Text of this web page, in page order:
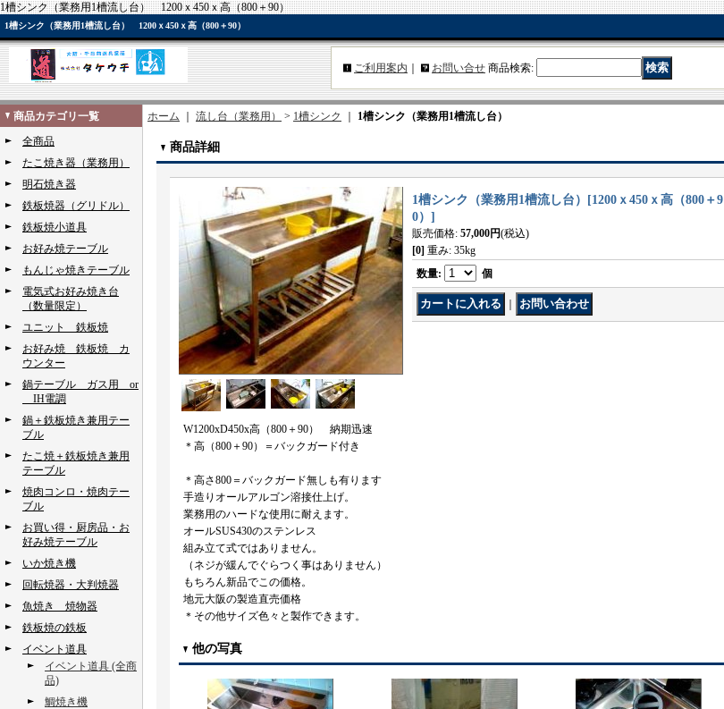
1槽シンク（業務用1槽流し台） 1200ｘ450ｘ高（800＋90）
1槽シンク（業務用1槽流し台） 1200ｘ450ｘ高（800＋90）
ご利用案内 お問い合せ 商品検索:
商品カテゴリ一覧
全商品
たこ焼き器（業務用）
明石焼き器
鉄板焼器（グリドル）
鉄板焼小道具
お好み焼テーブル
もんじゃ焼きテーブル
電気式お好み焼き台
（数量限定）
ユニット 鉄板焼
お好み焼 鉄板焼 カ
ウンター
鍋テーブル ガス用 or
IH電調
鍋＋鉄板焼き兼用テー
ブル
たこ焼＋鉄板焼き兼用
テーブル
焼肉コンロ・焼肉テー
ブル
お買い得・厨房品・お
好み焼テーブル
いか焼き機
回転焼器・大判焼器
魚焼き 焼物器
鉄板焼の鉄板
イベント道具
イベント道具 (全商
品)
鯛焼き機
ホーム 流し台（業務用） > 1槽シンク 1槽シンク（業務用1槽流し台）
商品詳細
1槽シンク（業務用1槽流し台） [1200ｘ450ｘ高（800＋9
0） ]
販売価格: 57,000円(税込)
[0] 重み: 35kg
数量: 個
W1200xD450x高（800＋90） 納期迅速
＊高（800＋90）＝バックガード付き
＊高さ800＝バックガード無しも有ります
手造りオールアルゴン溶接仕上げ。
業務用のハードな使用に耐えます。
オールSUS430のステンレス
組み立て式ではありません。
（ネジが緩んでぐらつく事はありません）
もちろん新品でこの価格。
地元大阪の製造直売価格
＊その他サイズ色々と製作できます。
他の写真